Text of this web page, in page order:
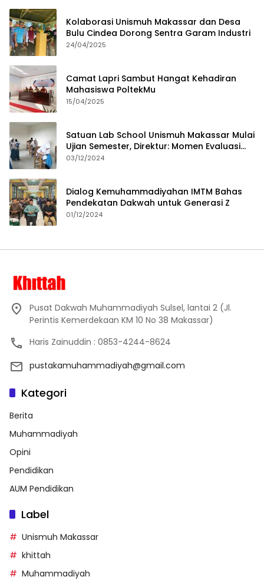
Kolaborasi Unismuh Makassar dan Desa
Bulu Cindea Dorong Sentra Garam Industri
24/04/2025
Camat Lapri Sambut Hangat Kehadiran
Mahasiswa PoltekMu
15/04/2025
Satuan Lab School Unismuh Makassar Mulai
Ujian Semester, Direktur: Momen Evaluasi
Proses Pembelajaran
03/12/2024
Dialog Kemuhammadiyahan IMTM Bahas
Pendekatan Dakwah untuk Generasi Z
01/12/2024
Pusat Dakwah Muhammadiyah Sulsel, lantai 2 (Jl.
Perintis Kemerdekaan KM 10 No 38 Makassar)
Haris Zainuddin : 0853-4244-8624
pustakamuhammadiyah@gmail.com
Kategori
Berita
Muhammadiyah
Opini
Pendidikan
AUM Pendidikan
Label
Unismuh Makassar
khittah
Muhammadiyah